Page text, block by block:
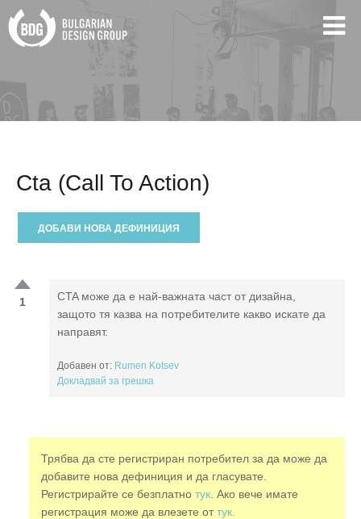
Cta (Call To Action)
ДОБАВИ НОВА ДЕФИНИЦИЯ
1
CTA може да е най-важната част от дизайна,
защото тя казва на потребителите какво искате да
направят.
Добавен от: Rumen Kotsev
Докладвай за грешка
Трябва да сте регистриран потребител за да може да
добавите нова дефиниция и да гласувате.
Регистрирайте се безплатнотук . Ако вече имате
регистрация може да влезете оттук.